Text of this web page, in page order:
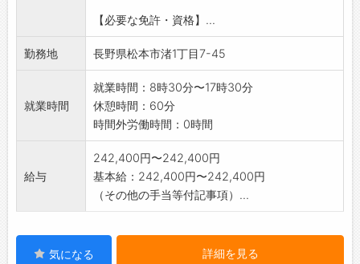
【必要な免許・資格】...
勤務地 長野県松本市渚1丁目7-45
就業時間
就業時間：8時30分〜17時30分
休憩時間：60分
時間外労働時間：0時間
給与
242,400円〜242,400円
基本給：242,400円〜242,400円
（その他の手当等付記事項）...
気になる 詳細を見る